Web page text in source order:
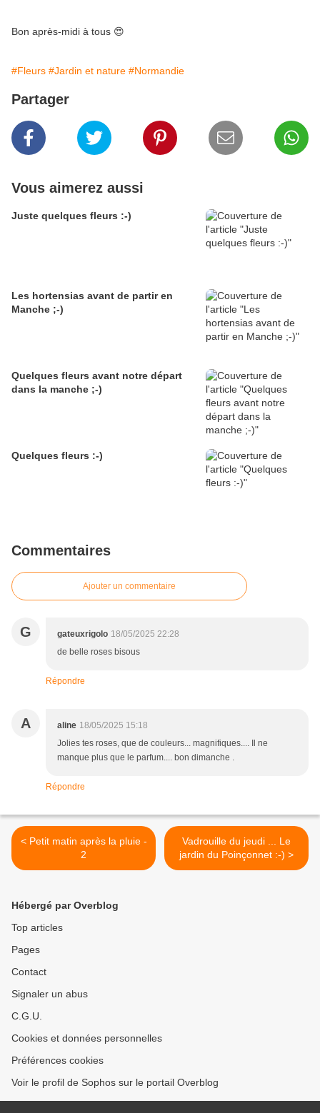
Bon après-midi à tous 😍
#Fleurs #Jardin et nature #Normandie
Partager
Vous aimerez aussi
Juste quelques fleurs :-)
Les hortensias avant de partir en
Manche ;-)
Quelques fleurs avant notre départ
dans la manche ;-)
Quelques fleurs :-)
Commentaires
Ajouter un commentaire
G gateuxrigolo 18/05/2025 22:28
de belle roses bisous
Répondre
A aline 18/05/2025 15:18
Jolies tes roses, que de couleurs... magnifiques.... Il ne
manque plus que le parfum.... bon dimanche .
Répondre
< Petit matin après la pluie -
2
Vadrouille du jeudi ... Le
jardin du Poinçonnet :-) >
Hébergé par Overblog
Top articles
Pages
Contact
Signaler un abus
C.G.U.
Cookies et données personnelles
Préférences cookies
Voir le profil de Sophos sur le portail Overblog